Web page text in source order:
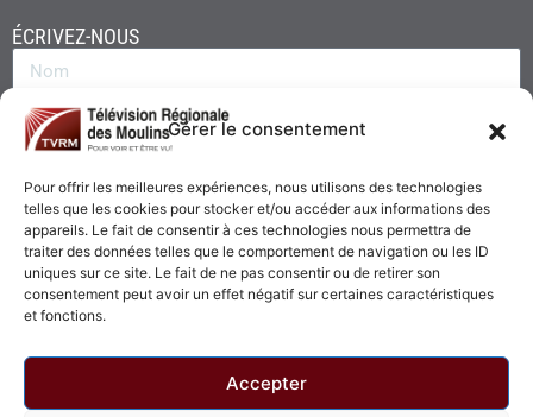
Gérer le consentement
Pour offrir les meilleures expériences, nous utilisons des technologies
telles que les cookies pour stocker et/ou accéder aux informations des
appareils. Le fait de consentir à ces technologies nous permettra de
traiter des données telles que le comportement de navigation ou les ID
uniques sur ce site. Le fait de ne pas consentir ou de retirer son
consentement peut avoir un effet négatif sur certaines caractéristiques
et fonctions.
Accepter
ÉCRIVEZ-NOUS